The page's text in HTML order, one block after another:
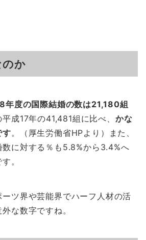
か
年度の国際結婚の数は21,180組
成17年の41,481組に比べ、 かな
す。（厚生労働省HPより）また、
に対する％も5.8%から3.4%へ
。
ツ界や芸能界でハーフ人材の活
な数字ですね。